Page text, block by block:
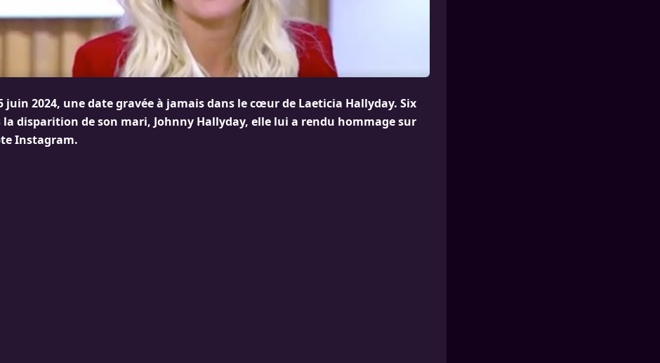
juin 2024, une date gravée à jamais dans le cœur de Laeticia Hallyday. Six
la disparition de son mari, Johnny Hallyday, elle lui a rendu hommage sur
Instagram.